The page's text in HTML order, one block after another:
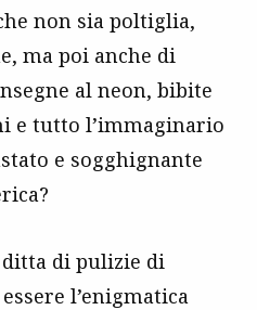
non sia poltiglia,
ma poi anche di
al neon, bibite
e tutto l’immaginario
e sogghignante
ditta di pulizie di
l’enigmatica